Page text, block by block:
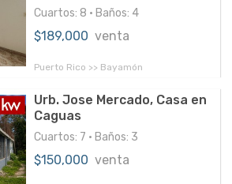
Cuartos: 8 • Baños: 4
$189,000 venta
Puerto Rico >> Bayamón
Urb. Jose Mercado, Casa en
Caguas
Cuartos: 7 • Baños: 3
$150,000 venta